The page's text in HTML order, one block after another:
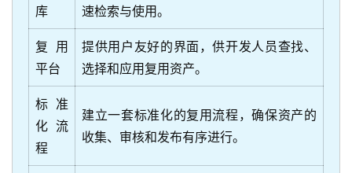
库
速检索与使用。
复用
平台
提供用户友好的界面，供开发人员查找、
选择和应用复用资产。
标准
化流
程
建立一套标准化的复用流程，确保资产的
收集、审核和发布有序进行。